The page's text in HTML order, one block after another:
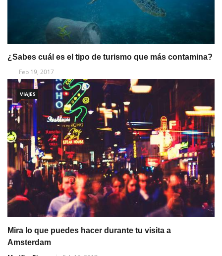
¿Sabes cuál es el tipo de turismo que más contamina?
Feb 19, 2017
VIAJES
Mira lo que puedes hacer durante tu visita a
Amsterdam